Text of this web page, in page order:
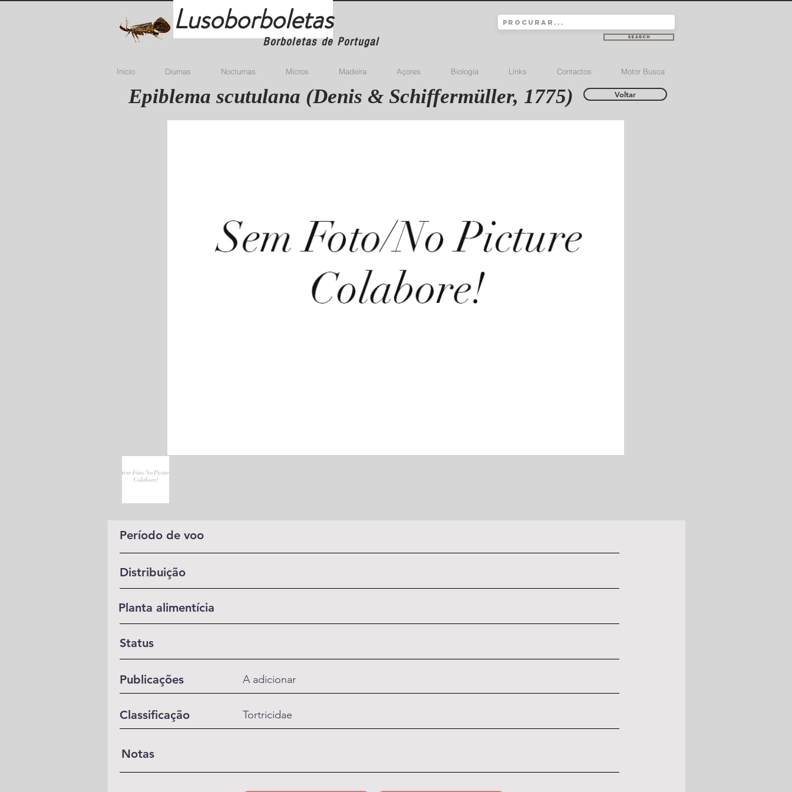
Lusoborboletas
Borboletas de Portugal Search
Início Diurnas Nocturnas Micros Madeira Açores Biologia Links Contactos Motor Busca
Epiblema scutulana (Denis & Schiffermüller, 1775) Voltar
Período de voo
Distribuição
Planta alimentícia
Status
Publicações A adicionar
Classificação Tortricidae
Notas